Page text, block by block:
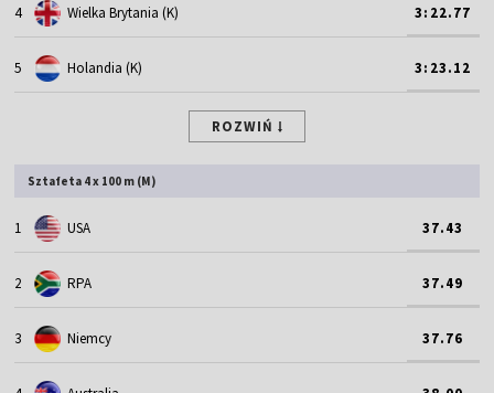
4 Wielka Brytania (K) 3:22.77
5 Holandia (K) 3:23.12
ROZWIŃ
Sztafeta 4 x 100 m (M)
1 USA 37.43
2 RPA 37.49
3 Niemcy 37.76